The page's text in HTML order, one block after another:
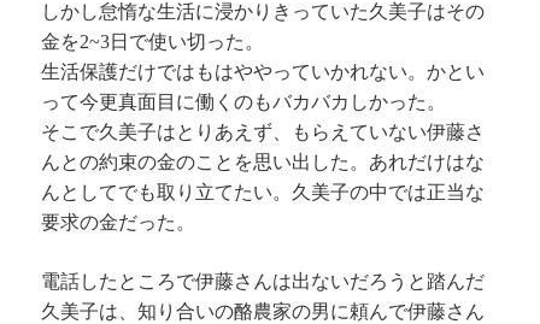
しかし怠惰な生活に浸かりきっていた久美子はその
金を2~3日で使い切った。
生活保護だけではもはややっていかれない。かとい
って今更真面目に働くのもバカバカしかった。
そこで久美子はとりあえず、もらえていない伊藤さ
んとの約束の金のことを思い出した。あれだけはな
んとしてでも取り立てたい。久美子の中では正当な
要求の金だった。
電話したところで伊藤さんは出ないだろうと踏んだ
久美子は、知り合いの酪農家の男に頼んで伊藤さん